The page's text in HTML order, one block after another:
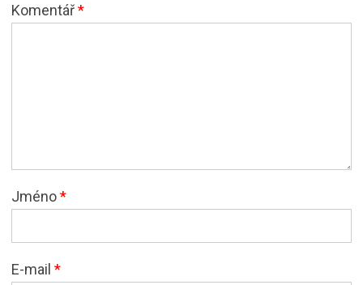
Komentář*
Jméno*
E-mail *